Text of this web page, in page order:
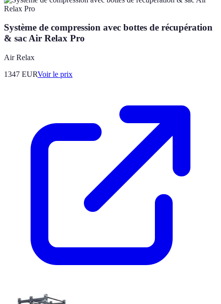
Système de compression avec bottes de récupération
& sac Air Relax Pro
Air Relax
1347 EURVoir le prix